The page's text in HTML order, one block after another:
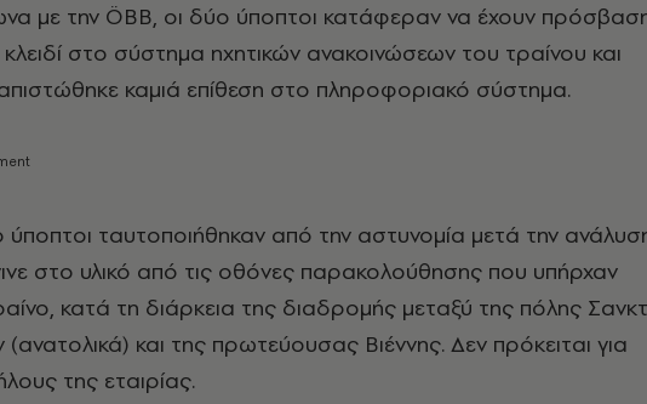
με την ÖBB, οι δύο ύποπτοι κατάφεραν να έχουν
στο σύστημα ηχητικών ανακοινώσεων του τραίνου και
καμιά επίθεση στο πληροφοριακό σύστημα.
ύποπτοι ταυτοποιήθηκαν από την αστυνομία μετά την
στο υλικό από τις οθόνες παρακολούθησης που υπήρχαν
κατά τη διάρκεια της διαδρομής μεταξύ της πόλης Σανκτ
(ανατολικά) και της πρωτεύουσας Βιέννης. Δεν πρόκειται για
της εταιρίας.